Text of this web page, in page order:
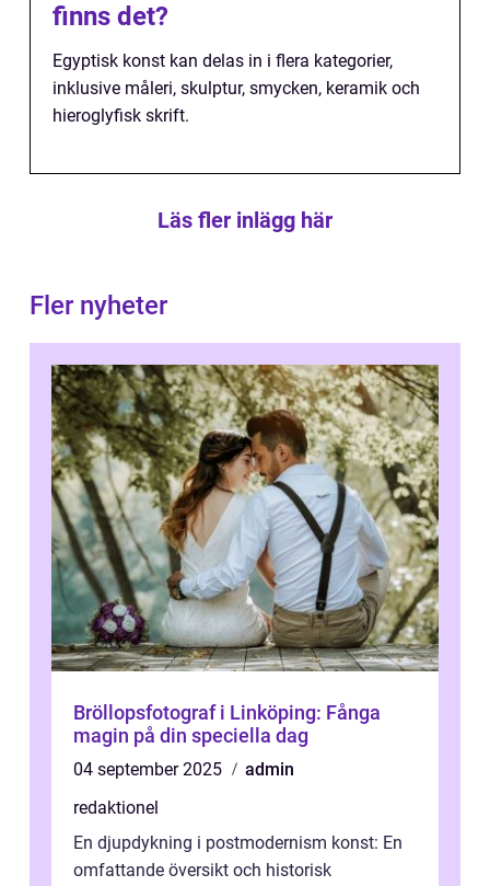
finns det?
Egyptisk konst kan delas in i flera kategorier,
inklusive måleri, skulptur, smycken, keramik och
hieroglyfisk skrift.
Läs fler inlägg här
Fler nyheter
Bröllopsfotograf i Linköping: Fånga
magin på din speciella dag
04 september 2025
admin
redaktionel
En djupdykning i postmodernism konst: En
omfattande översikt och historisk